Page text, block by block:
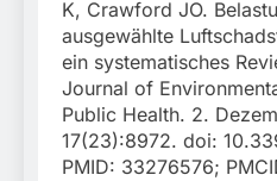
K, Crawford JO.
ausgewählte
ein systematisches
Journal of
Public Health. 2.
17(23):8972. doi:
PMID: 33276576;